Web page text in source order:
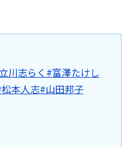
川志らく #富澤たけし
本人志#山田邦子